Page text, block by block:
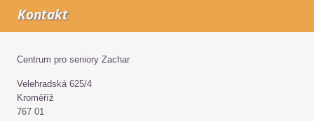
Kontakt
Centrum pro seniory Zachar
Velehradská 625/4
Kroměříž
767 01